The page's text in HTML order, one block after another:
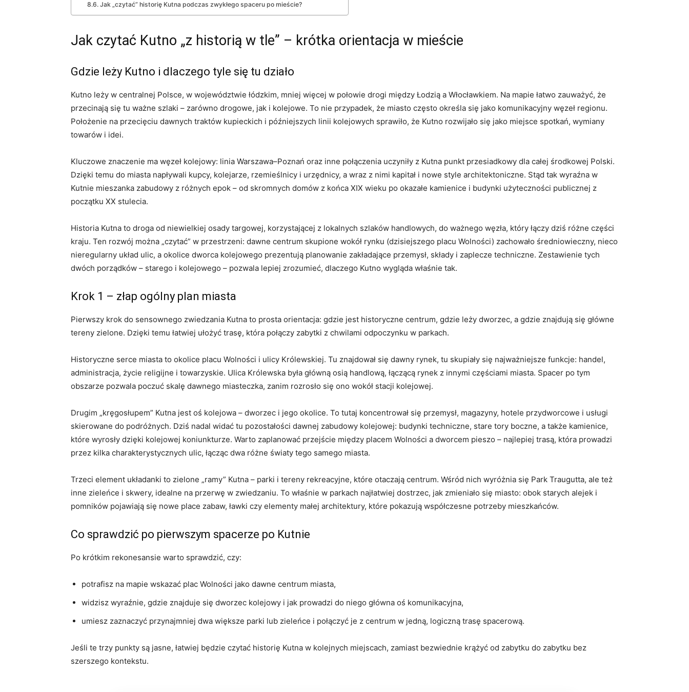
Jak „czytać” historię Kutna podczas zwykłego spaceru po mieście?
Jak czytać Kutno „z historią w tle” – krótka orientacja w mieście
Gdzie leży Kutno i dlaczego tyle się tu działo
Kutno leży w centralnej Polsce, w województwie łódzkim, mniej więcej w połowie drogi między Łodzią a Włocławkiem. Na mapie łatwo zauważyć, że
przecinają się tu ważne szlaki – zarówno drogowe, jak i kolejowe. To nie przypadek, że miasto często określa się jako komunikacyjny węzeł regionu.
Położenie na przecięciu dawnych traktów kupieckich i późniejszych linii kolejowych sprawiło, że Kutno rozwijało się jako miejsce spotkań, wymiany
towarów i idei.
Kluczowe znaczenie ma węzeł kolejowy: linia Warszawa–Poznań oraz inne połączenia uczyniły z Kutna punkt przesiadkowy dla całej środkowej Polski.
Dzięki temu do miasta napływali kupcy, kolejarze, rzemieślnicy i urzędnicy, a wraz z nimi kapitał i nowe style architektoniczne. Stąd tak wyraźna w
Kutnie mieszanka zabudowy z różnych epok – od skromnych domów z końca XIX wieku po okazałe kamienice i budynki użyteczności publicznej z
początku XX stulecia.
Historia Kutna to droga od niewielkiej osady targowej, korzystającej z lokalnych szlaków handlowych, do ważnego węzła, który łączy dziś różne części
kraju. Ten rozwój można „czytać” w przestrzeni: dawne centrum skupione wokół rynku (dzisiejszego placu Wolności) zachowało średniowieczny, nieco
nieregularny układ ulic, a okolice dworca kolejowego prezentują planowanie zakładające przemysł, składy i zaplecze techniczne. Zestawienie tych
dwóch porządków – starego i kolejowego – pozwala lepiej zrozumieć, dlaczego Kutno wygląda właśnie tak.
Krok 1 – złap ogólny plan miasta
Pierwszy krok do sensownego zwiedzania Kutna to prosta orientacja: gdzie jest historyczne centrum, gdzie leży dworzec, a gdzie znajdują się główne
tereny zielone. Dzięki temu łatwiej ułożyć trasę, która połączy zabytki z chwilami odpoczynku w parkach.
Historyczne serce miasta to okolice placu Wolności i ulicy Królewskiej. Tu znajdował się dawny rynek, tu skupiały się najważniejsze funkcje: handel,
administracja, życie religijne i towarzyskie. Ulica Królewska była główną osią handlową, łączącą rynek z innymi częściami miasta. Spacer po tym
obszarze pozwala poczuć skalę dawnego miasteczka, zanim rozrosło się ono wokół stacji kolejowej.
Drugim „kręgosłupem” Kutna jest oś kolejowa – dworzec i jego okolice. To tutaj koncentrował się przemysł, magazyny, hotele przydworcowe i usługi
skierowane do podróżnych. Dziś nadal widać tu pozostałości dawnej zabudowy kolejowej: budynki techniczne, stare tory boczne, a także kamienice,
które wyrosły dzięki kolejowej koniunkturze. Warto zaplanować przejście między placem Wolności a dworcem pieszo – najlepiej trasą, która prowadzi
przez kilka charakterystycznych ulic, łącząc dwa różne światy tego samego miasta.
Trzeci element układanki to zielone „ramy” Kutna – parki i tereny rekreacyjne, które otaczają centrum. Wśród nich wyróżnia się Park Traugutta, ale też
inne zieleńce i skwery, idealne na przerwę w zwiedzaniu. To właśnie w parkach najłatwiej dostrzec, jak zmieniało się miasto: obok starych alejek i
pomników pojawiają się nowe place zabaw, ławki czy elementy małej architektury, które pokazują współczesne potrzeby mieszkańców.
Co sprawdzić po pierwszym spacerze po Kutnie
Po krótkim rekonesansie warto sprawdzić, czy:
potrafisz na mapie wskazać plac Wolności jako dawne centrum miasta,
widzisz wyraźnie, gdzie znajduje się dworzec kolejowy i jak prowadzi do niego główna oś komunikacyjna,
umiesz zaznaczyć przynajmniej dwa większe parki lub zieleńce i połączyć je z centrum w jedną, logiczną trasę spacerową.
Jeśli te trzy punkty są jasne, łatwiej będzie czytać historię Kutna w kolejnych miejscach, zamiast bezwiednie krążyć od zabytku do zabytku bez
szerszego kontekstu.